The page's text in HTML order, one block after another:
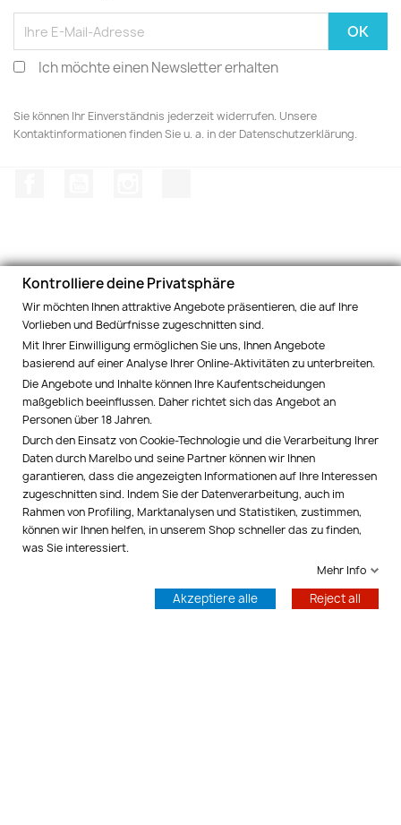
Ich möchte einen Newsletter erhalten
Sie können Ihr Einverständnis jederzeit widerrufen. Unsere
Kontaktinformationen finden Sie u. a. in der Datenschutzerklärung.
PRODUKTE
INFORMATIONEN UND BEDINGUNGEN
SOZIALE NETZWERKE
MARELBO EUROPE
IHR KONTO 
SHOP-EINSTELLUNGEN keyboard_arrow_down
Kontrolliere deine Privatsphäre
Wir möchten Ihnen attraktive Angebote präsentieren, die auf Ihre
Vorlieben und Bedürfnisse zugeschnitten sind.
Mit Ihrer Einwilligung ermöglichen Sie uns, Ihnen Angebote
basierend auf einer Analyse Ihrer Online-Aktivitäten zu unterbreiten.
Die Angebote und Inhalte können Ihre Kaufentscheidungen
maßgeblich beeinflussen. Daher richtet sich das Angebot an
Personen über 18 Jahren.
Durch den Einsatz von Cookie-Technologie und die Verarbeitung Ihrer
Daten durch Marelbo und seine Partner können wir Ihnen
garantieren, dass die angezeigten Informationen auf Ihre Interessen
zugeschnitten sind. Indem Sie der Datenverarbeitung, auch im
Rahmen von Profiling, Marktanalysen und Statistiken, zustimmen,
können wir Ihnen helfen, in unserem Shop schneller das zu finden,
was Sie interessiert.
Mehr Info
Akzeptiere alle Reject all